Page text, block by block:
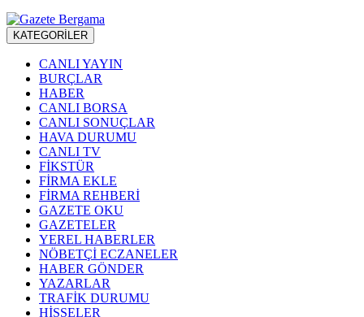
KATEGORİLER
CANLI YAYIN
BURÇLAR
HABER
CANLI BORSA
CANLI SONUÇLAR
HAVA DURUMU
CANLI TV
FİKSTÜR
FİRMA EKLE
FİRMA REHBERİ
GAZETE OKU
GAZETELER
YEREL HABERLER
NÖBETÇİ ECZANELER
HABER GÖNDER
YAZARLAR
TRAFİK DURUMU
HİSSELER